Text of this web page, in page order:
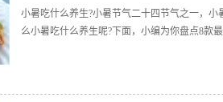
小暑吃什么养生?小暑节气二十四节气之一，
么小暑吃什么养生呢?下面，小编为你盘点8款